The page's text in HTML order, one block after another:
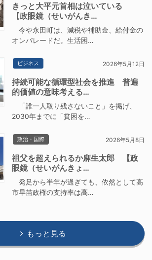
きっと大平元首相は泣いている
【政眼鏡（せいがんき…
今や永田町は、減税や補助金、給付金の
オンパレードだ。生活困…
ビジネス 2026年5月12日
持続可能な循環型社会を推進 普遍
的価値の意味考える…
「誰一人取り残さないこと」を掲げ、
2030年までに「貧困を…
政治・国際 2026年5月8日
祖父を超えられるか麻生太郎 【政
眼鏡（せいがんきょ…
発足から半年が過ぎても、依然として高
市早苗政権の支持率は高…
もっと見る